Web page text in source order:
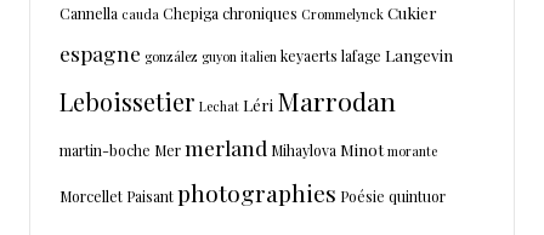
Cannella cauda Chepiga chroniques Crommelynck Cukier
espagne gonzález guyon italien keyaerts lafage Langevin
Leboissetier Lechat Léri Marrodan
martin-boche Mermerland Mihaylova Minot morante
Morcellet Paisantphotographies Poésie quintuor